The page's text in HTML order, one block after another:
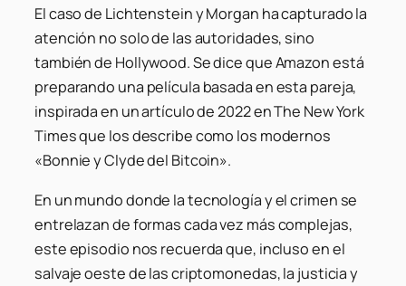
El caso de Lichtenstein y Morgan ha capturado la
atención no solo de las autoridades, sino
también de Hollywood. Se dice que Amazon está
preparando una película basada en esta pareja,
inspirada en un artículo de 2022 en The New York
Times que los describe como los modernos
«Bonnie y Clyde del Bitcoin».
En un mundo donde la tecnología y el crimen se
entrelazan de formas cada vez más complejas,
este episodio nos recuerda que, incluso en el
salvaje oeste de las criptomonedas, la justicia y